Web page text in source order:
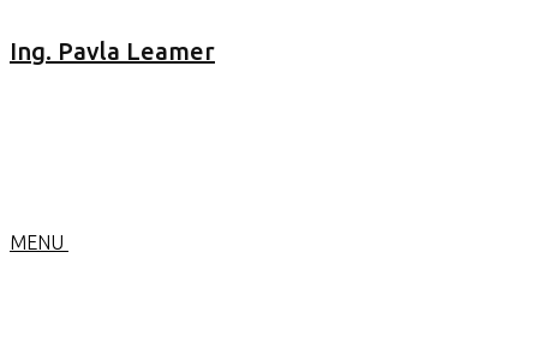
Ing. Pavla Leamer
MENU